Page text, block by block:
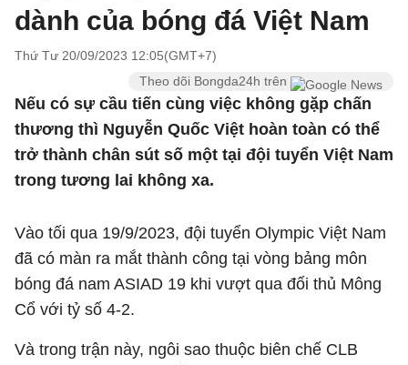
dành của bóng đá Việt Nam
Thứ Tư 20/09/2023 12:05(GMT+7)
Theo dõi Bongda24h trên
Nếu có sự cầu tiến cùng việc không gặp chấn
thương thì Nguyễn Quốc Việt hoàn toàn có thể
trở thành chân sút số một tại đội tuyển Việt Nam
trong tương lai không xa.
Vào tối qua 19/9/2023, đội tuyển Olympic Việt Nam
đã có màn ra mắt thành công tại vòng bảng môn
bóng đá nam ASIAD 19 khi vượt qua đối thủ Mông
Cổ với tỷ số 4-2.
Và trong trận này, ngôi sao thuộc biên chế CLB